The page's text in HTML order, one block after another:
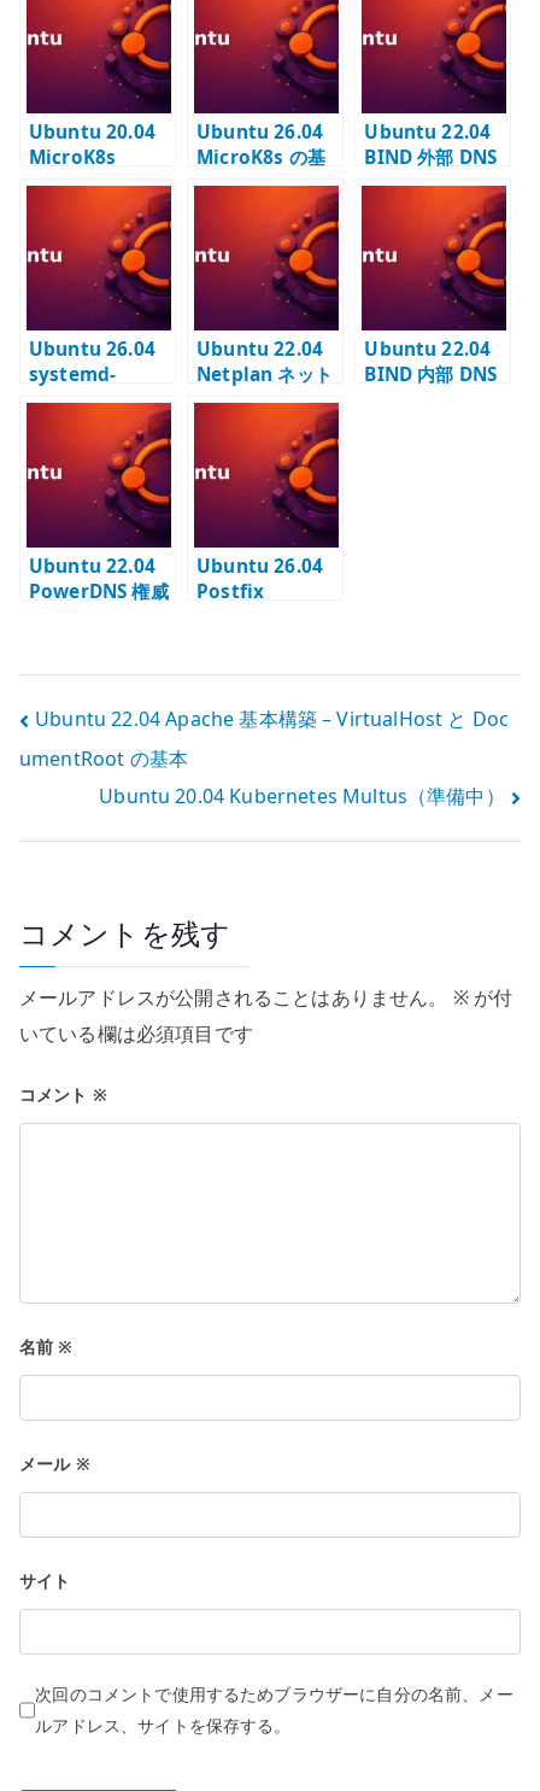
r
Ubuntu 20.04
MicroK8s
Ubuntu 26.04
MicroK8s の基
本設定 – snap で
Kubernetes を
構成する
Ubuntu 22.04
BIND 外部 DNS
– 公開ゾーンと権
威 DNS の設計
Ubuntu 26.04
systemd-
resolved の基本
– DNS 設定と名
前解決を確認す
る
Ubuntu 22.04
Netplan ネット
ワーク設定 –
DHCP / 固定 IP /
DNS の基本
Ubuntu 22.04
BIND 内部 DNS
Ubuntu 22.04
PowerDNS 権威
Ubuntu 26.04
Postfix
投
稿
ゲ
ー
シ
ン
Ubuntu 22.04 Apache 基本構築 – VirtualHost と Doc
umentRoot の基本
Ubuntu 20.04 Kubernetes Multus（準備中）
コメントを残す
メールアドレスが公開されることはありません。 ※が付
いている欄は必須項目です
コメント ※
名前※
メール ※
サイト
次回のコメントで使用するためブラウザーに自分の名前、メー
ルアドレス、サイトを保存する。